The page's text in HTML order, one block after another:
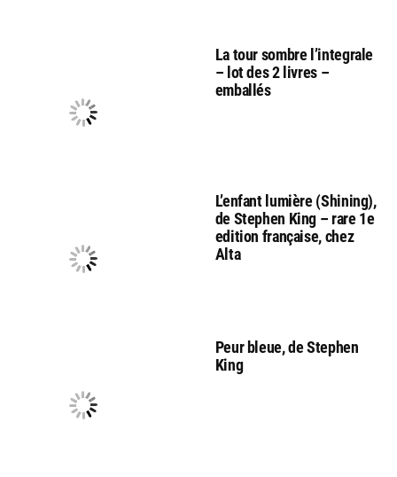
La tour sombre l’integrale
– lot des 2 livres –
emballés
L’enfant lumière (Shining),
de Stephen King – rare 1e
edition française, chez
Alta
Peur bleue, de Stephen
King